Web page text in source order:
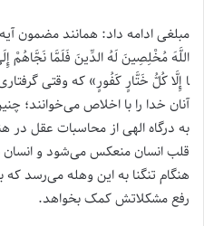
مبلغی ادامه داد: همانند مضمون
اللَّهَ مُخْلِصِینَ لَهُ الدِّینَ فَلَمَّا نَجَّاهُمْ
ا إِلَّا کُلُّ خَتَّارٍ کَفُورٍ» که وقتی
آنان خدا را با اخلاص می‌خوانند؛
به درگاه الهی از محاسبات عقل
قلب انسان منعکس می‌شود و
هنگام تنگنا به این وهله می‌رسد که
رفع مشکلاتش کمک بخواهد.